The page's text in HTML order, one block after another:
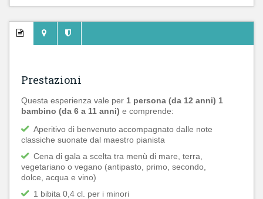
Prestazioni
Questa esperienza vale per 1 persona (da 12 anni) 1
bambino (da 6 a 11 anni) e comprende:
Aperitivo di benvenuto accompagnato dalle note
classiche suonate dal maestro pianista
Cena di gala a scelta tra menù di mare, terra,
vegetariano o vegano (antipasto, primo, secondo,
dolce, acqua e vino)
1 bibita 0,4 cl. per i minori